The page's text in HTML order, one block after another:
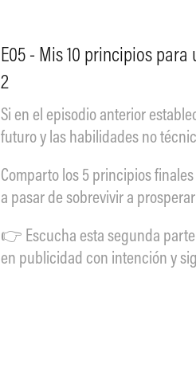
E05 - Mis 10 principios
2
Si en el episodio anterior
futuro y las habilidades no
Comparto los 5 principios
a pasar de sobrevivir a
👉 Escucha esta segunda
en publicidad con intención y